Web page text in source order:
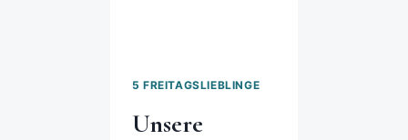
5 FREITAGSLIEBLINGE
Unsere